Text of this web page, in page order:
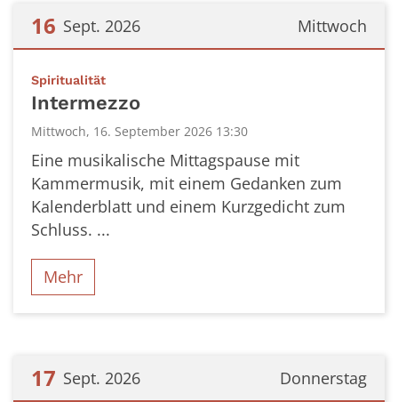
Mittwoch
16 Sept. 2026
Spiritualität:
Intermezzo
Mittwoch, 16. September 2026 13:30
Eine musikalische Mittagspause mit
Kammermusik, mit einem Gedanken zum
Kalenderblatt und einem Kurzgedicht zum
Schluss. ...
Mehr
Donnerstag
17 Sept. 2026